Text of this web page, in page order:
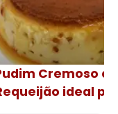
Cremoso
ideal